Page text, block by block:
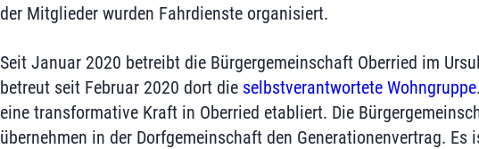
der Mitglieder wurden Fahrdienste organisiert.
Seit Januar 2020 betreibt die Bürgergemeinschaft Oberried im
betreut seit Februar 2020 dort die selbstverantwortete Wohngruppe
eine transformative Kraft in Oberried etabliert. Die
übernehmen in der Dorfgemeinschaft den Generationenvertrag. Es